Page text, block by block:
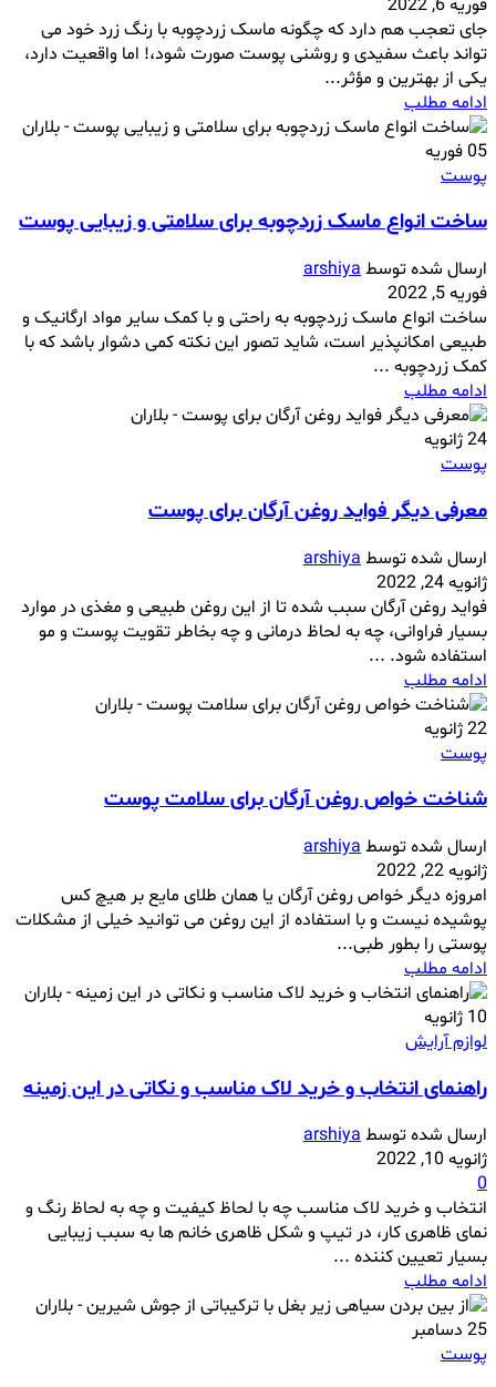
فوریه 6, 2022
جای تعجب هم دارد که چگونه ماسک زردچوبه با رنگ زرد خود می
تواند باعث سفیدی و روشنی پوست صورت شود،! اما واقعیت دارد،
یکی از بهترین و مؤثر...
ادامه مطلب
05فوریه
پوست
ساخت انواع ماسک زردچوبه برای سلامتی و زیبایی پوست
ارسال شده توسطarshiya
فوریه 5, 2022
ساخت انواع ماسک زردچوبه به راحتی و با کمک سایر مواد ارگانیک و
طبیعی امکانپذیر است، شاید تصور این نکته کمی دشوار باشد که با
کمک زردچوبه ...
ادامه مطلب
24ژانویه
پوست
معرفی دیگر فواید روغن آرگان برای پوست
ارسال شده توسطarshiya
ژانویه 24, 2022
فواید روغن آرگان سبب شده تا از این روغن طبیعی و مغذی در موارد
بسیار فراوانی، چه به لحاظ درمانی و چه بخاطر تقویت پوست و مو
استفاده شود. ...
ادامه مطلب
22ژانویه
پوست
شناخت خواص روغن آرگان برای سلامت پوست
ارسال شده توسطarshiya
ژانویه 22, 2022
امروزه دیگر خواص روغن آرگان یا همان طلای مایع بر هیچ کس
پوشیده نیست و با استفاده از این روغن می توانید خیلی از مشکلات
پوستی را بطور طبی...
ادامه مطلب
10 ژانویه
لوازم آرایش
راهنمای انتخاب و خرید لاک مناسب و نکاتی در این زمینه
ارسال شده توسطarshiya
ژانویه 10, 2022
0
انتخاب و خرید لاک مناسب چه با لحاظ کیفیت و چه به لحاظ رنگ و
نمای ظاهری کار، در تیپ و شکل ظاهری خانم ها به سبب زیبایی
بسیار تعیین کننده ...
ادامه مطلب
25 دسامبر
پوست